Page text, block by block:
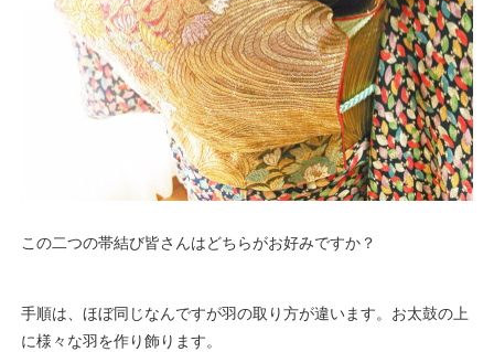
この二つの帯結び皆さんはどちらがお好みですか？
手順は、ほぼ同じなんですが羽の取り方が違います。お太鼓の上
に様々な羽を作り飾ります。